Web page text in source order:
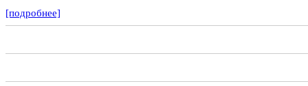
[подробнее]